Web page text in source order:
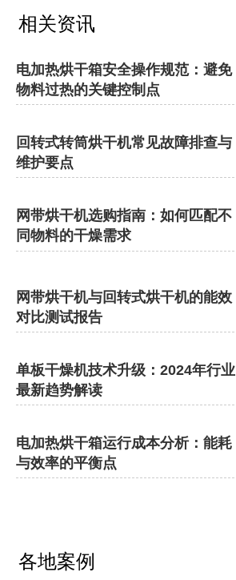
相关资讯
电加热烘干箱安全操作规范：避免
物料过热的关键控制点
回转式转筒烘干机常见故障排查与
维护要点
网带烘干机选购指南：如何匹配不
同物料的干燥需求
网带烘干机与回转式烘干机的能效
对比测试报告
单板干燥机技术升级：2024年行业
最新趋势解读
电加热烘干箱运行成本分析：能耗
与效率的平衡点
各地案例